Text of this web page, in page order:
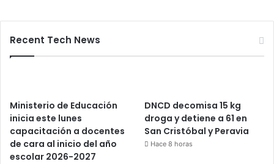
Recent Tech News
Ministerio de Educación
inicia este lunes
capacitación a docentes
de cara al inicio del año
escolar 2026-2027
DNCD decomisa 15 kg
droga y detiene a 61 en
San Cristóbal y Peravia
Hace 8 horas